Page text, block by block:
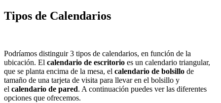
Tipos de Calendarios
Podríamos distinguir 3 tipos de calendarios, en función de la
ubicación. El calendario de escritorio es un calendario triangular,
que se planta encima de la mesa, el calendario de bolsillo de
tamaño de una tarjeta de visita para llevar en el bolsillo y
el calendario de pared. A continuación puedes ver las diferentes
opciones que ofrecemos.